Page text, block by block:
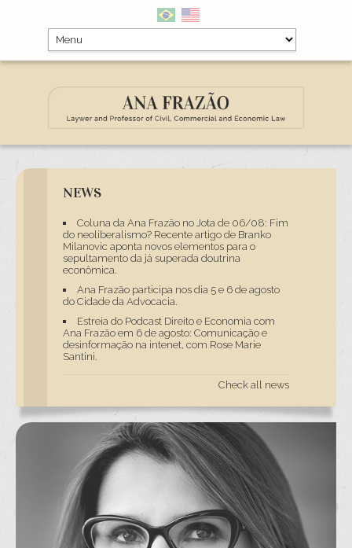
NEWS
Coluna da Ana Frazão no Jota de 06/08: Fim
do neoliberalismo? Recente artigo de Branko
Milanovic aponta novos elementos para o
sepultamento da já superada doutrina
econômica.
Ana Frazão participa nos dia 5 e 6 de agosto
do Cidade da Advocacia.
Estreia do Podcast Direito e Economia com
Ana Frazão em 6 de agosto: Comunicação e
desinformação na intenet, com Rose Marie
Santini.
Check all news